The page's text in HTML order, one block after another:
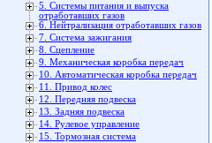
5. Системы питания и выпуска
отработавших газов
6. Нейтрализация отработавших газов
7. Система зажигания
8. Сцепление
9. Механическая коробка передач
10. Автоматическая коробка передач
11. Привод колес
12. Передняя подвеска
13. Задняя подвеска
14. Рулевое управление
15. Тормозная система